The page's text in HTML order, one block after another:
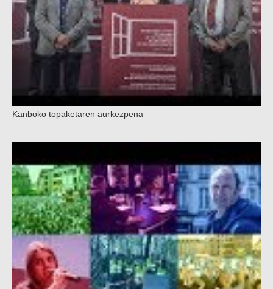
Kanboko topaketaren aurkezpena